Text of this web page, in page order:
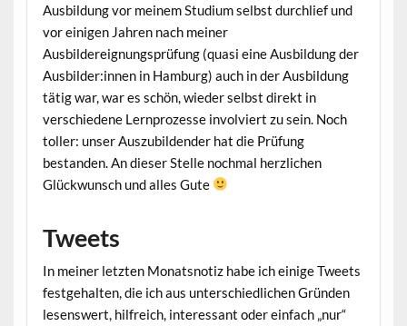
Ausbildung vor meinem Studium selbst durchlief und
vor einigen Jahren nach meiner
Ausbildereignungsprüfung (quasi eine Ausbildung der
Ausbilder:innen in Hamburg) auch in der Ausbildung
tätig war, war es schön, wieder selbst direkt in
verschiedene Lernprozesse involviert zu sein. Noch
toller: unser Auszubildender hat die Prüfung
bestanden. An dieser Stelle nochmal herzlichen
Glückwunsch und alles Gute
Tweets
In meiner letzten Monatsnotiz habe ich einige Tweets
festgehalten, die ich aus unterschiedlichen Gründen
lesenswert, hilfreich, interessant oder einfach „nur“